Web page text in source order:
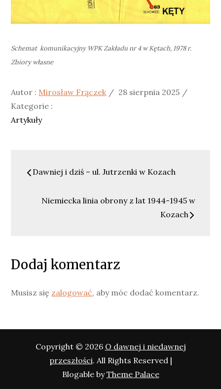
Schemat komunikacyjny WPK Zakładu nr 4 w Kętach, 1978 r.
Zbiory własne
Autor : Mirosław Frączek
Posted
28 sierpnia 2025
Kategorie :
Artykuły
Nawigacja
wpisu
Dawniej i dziś – ul. Jutrzenki w Kozach
Niemiecka linia obrony z lat 1944-1945 w
Kozach
Dodaj komentarz
Musisz się zalogować, aby móc dodać komentarz.
Copyright © 2026 O dawnej i niedawnej
przeszłości. All Rights Reserved |
Blogable byTheme Palace